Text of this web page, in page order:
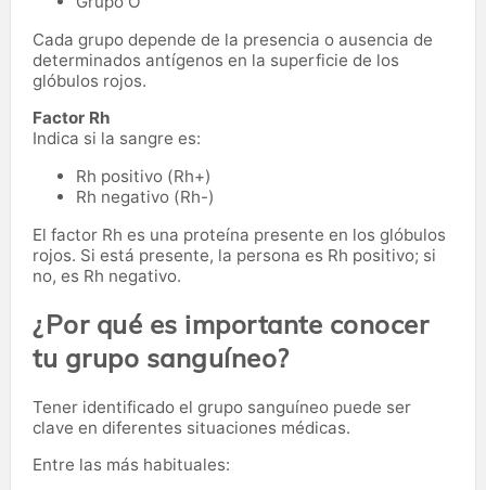
Cada grupo depende de la presencia o ausencia de
determinados antígenos en la superficie de los
glóbulos rojos.
Factor Rh
Indica si la sangre es:
Rh positivo (Rh+)
Rh negativo (Rh-)
El factor Rh es una proteína presente en los glóbulos
rojos. Si está presente, la persona es Rh positivo; si
no, es Rh negativo.
¿Por qué es importante conocer
tu grupo sanguíneo?
Tener identificado el grupo sanguíneo puede ser
clave en diferentes situaciones médicas.
Entre las más habituales: